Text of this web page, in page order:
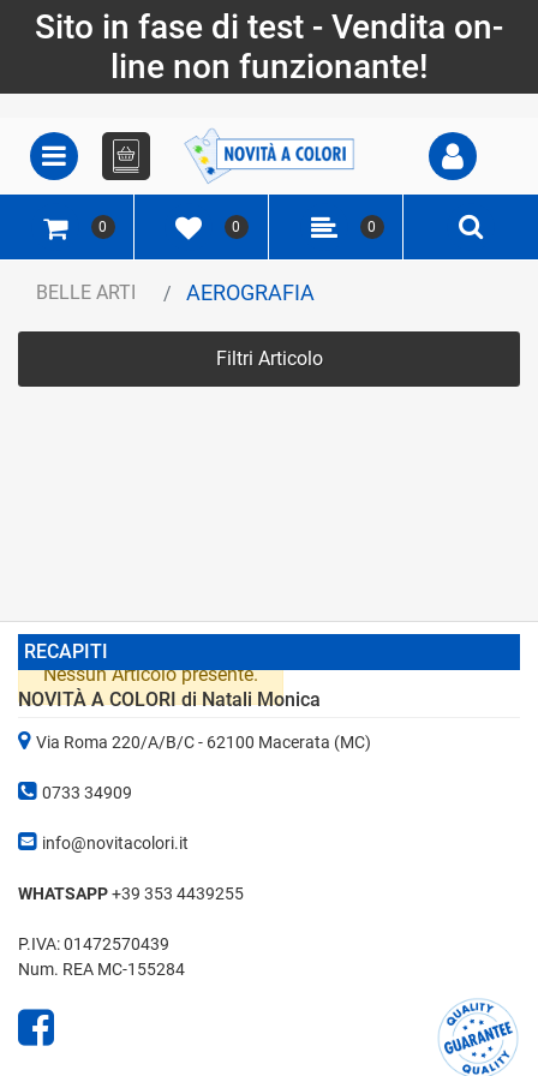
Sito in fase di test - Vendita on-
line non funzionante!
Open Open menu
0 0 0
BELLE ARTI AEROGRAFIA
Filtri Articolo
Nessun Articolo presente.
RECAPITI
NOVITÀ A COLORI di Natali Monica
Via Roma 220/A/B/C - 62100 Macerata (MC)
0733 34909
info@novitacolori.it
WHATSAPP+39 353 4439255
P.IVA: 01472570439
Num. REA MC-155284
Facebook